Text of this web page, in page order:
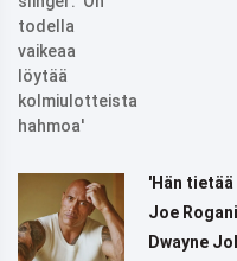
'Hän tietää
Joe
Dwayne